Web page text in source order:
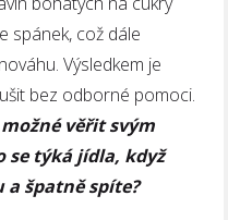
spánek, což dále
Výsledkem je
bez odborné pomoci.
věřit svým
se týká jídla, když
a špatně spíte?